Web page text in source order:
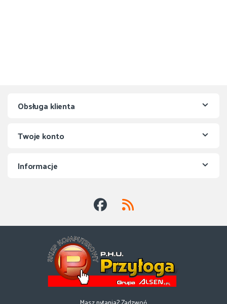
Obsługa klienta
Twoje konto
Informacje